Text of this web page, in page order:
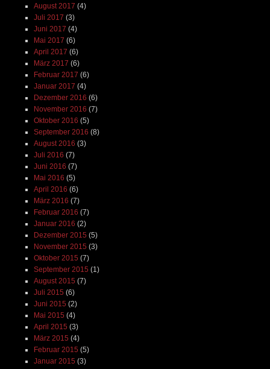
August 2017 (4)
Juli 2017 (3)
Juni 2017 (4)
Mai 2017 (6)
April 2017 (6)
März 2017 (6)
Februar 2017 (6)
Januar 2017 (4)
Dezember 2016 (6)
November 2016 (7)
Oktober 2016 (5)
September 2016 (8)
August 2016 (3)
Juli 2016 (7)
Juni 2016 (7)
Mai 2016 (5)
April 2016 (6)
März 2016 (7)
Februar 2016 (7)
Januar 2016 (2)
Dezember 2015 (5)
November 2015 (3)
Oktober 2015 (7)
September 2015 (1)
August 2015 (7)
Juli 2015 (6)
Juni 2015 (2)
Mai 2015 (4)
April 2015 (3)
März 2015 (4)
Februar 2015 (5)
Januar 2015 (3)